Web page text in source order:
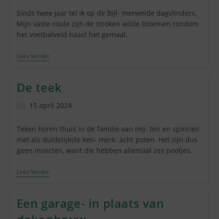
op:
Sinds twee jaar tel ik op de Bijl‐ merweide dagvlinders.
Mijn vaste route zijn de stroken wilde bloemen rondom
het voetbalveld naast het gemaal.
Lees VerderHet
Koolwitje
De teek
Bericht
op:
15 april 2024
Teken horen thuis in de familie van mij‐ ten en spinnen
met als duidelijkste ken‐ merk: acht poten. Het zijn dus
geen insecten, want die hebben allemaal zes pootjes.
Lees VerderDe
Teek
Een garage- in plaats van